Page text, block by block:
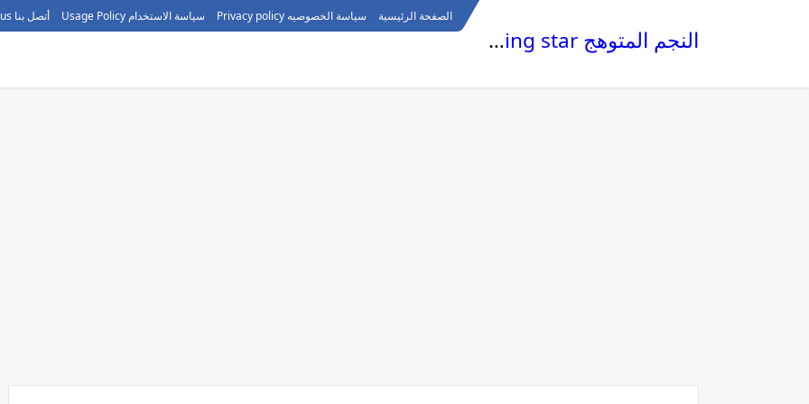
الصفحة الرئيسية سياسة الخصوصيه Privacy policy سياسة الاستخدام Usage Policy أتصل بنا call us
النجم المتوهج The glowing star